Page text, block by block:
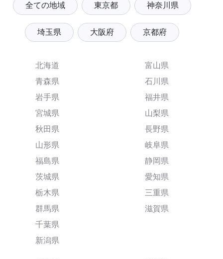
全ての地域 東京都 神奈川県
埼玉県 大阪府 京都府
北海道
青森県
岩手県
宮城県
秋田県
山形県
福島県
茨城県
栃木県
群馬県
千葉県
新潟県
富山県
石川県
福井県
山梨県
長野県
岐阜県
静岡県
愛知県
三重県
滋賀県